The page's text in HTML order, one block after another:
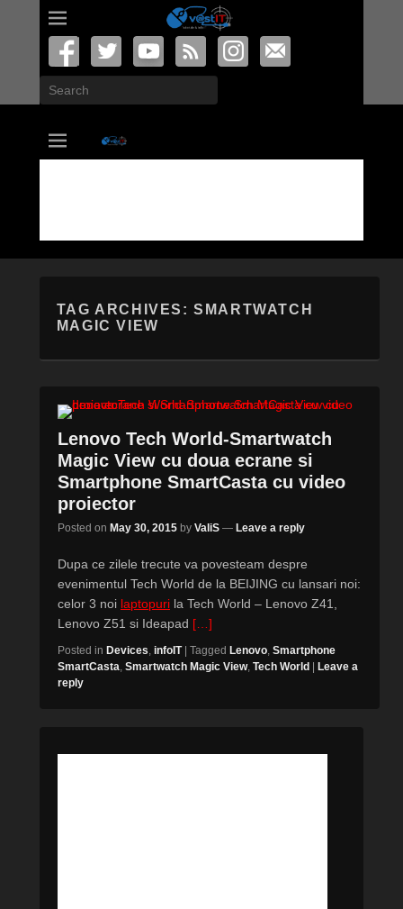
Search
vastIT.ro
Blog de Tehnologie
TAG ARCHIVES:SMARTWATCH
MAGIC VIEW
Lenovo Tech World-Smartwatch
Magic View cu doua ecrane si
Smartphone SmartCasta cu video
proiector
Posted on May 30, 2015 by ValiS — Leave a reply
Dupa ce zilele trecute va povesteam despre
evenimentul Tech World de la BEIJING cu lansari noi:
celor 3 noi laptopuri la Tech World – Lenovo Z41,
Lenovo Z51 si Ideapad […]
Posted in Devices, infoIT Tagged Lenovo, Smartphone
SmartCasta, Smartwatch Magic View, Tech World
Leave a
reply